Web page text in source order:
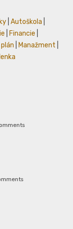
Autoškola
Financie
Manažment